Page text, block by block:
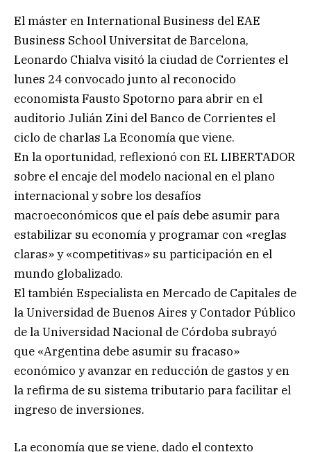
El máster en International Business del EAE
Business School Universitat de Barcelona,
Leonardo Chialva visitó la ciudad de Corrientes el
lunes 24 convocado junto al reconocido
economista Fausto Spotorno para abrir en el
auditorio Julián Zini del Banco de Corrientes el
ciclo de charlas La Economía que viene.
En la oportunidad, reflexionó con EL LIBERTADOR
sobre el encaje del modelo nacional en el plano
internacional y sobre los desafíos
macroeconómicos que el país debe asumir para
estabilizar su economía y programar con «reglas
claras» y «competitivas» su participación en el
mundo globalizado.
El también Especialista en Mercado de Capitales de
la Universidad de Buenos Aires y Contador Público
de la Universidad Nacional de Córdoba subrayó
que «Argentina debe asumir su fracaso»
económico y avanzar en reducción de gastos y en
la refirma de su sistema tributario para facilitar el
ingreso de inversiones.
La economía que se viene, dado el contexto